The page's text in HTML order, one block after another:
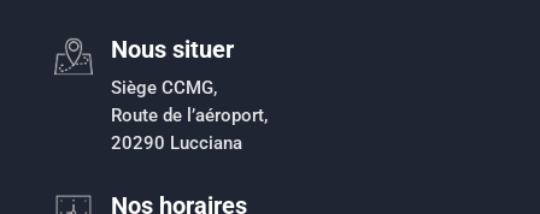
Nous situer
Siège CCMG,
Route de l’aéroport,
20290 Lucciana
Nos horaires